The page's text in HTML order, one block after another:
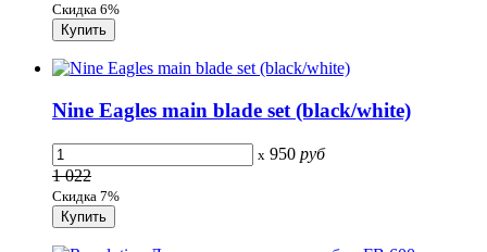
Скидка 6%
Nine Eagles main blade set (black/white)
x 950 руб
1 022
Скидка 7%